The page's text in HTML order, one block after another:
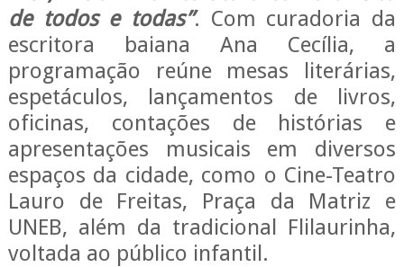
de todos e todas”. Com curadoria da
escritora baiana Ana Cecília, a
programação reúne mesas literárias,
espetáculos, lançamentos de livros,
oficinas, contações de histórias e
apresentações musicais em diversos
espaços da cidade, como o Cine-Teatro
Lauro de Freitas, Praça da Matriz e
UNEB, além da tradicional Flilaurinha,
voltada ao público infantil.